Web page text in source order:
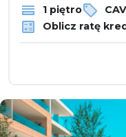
1 piętro
Oblicz ratę